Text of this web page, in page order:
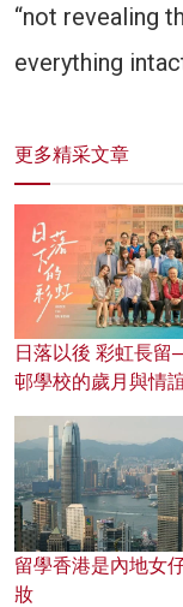
“not revealing
everything
更多精采文章
日落以後 彩虹長留
邨學校的歲月與情
留學香港是內地女
妝